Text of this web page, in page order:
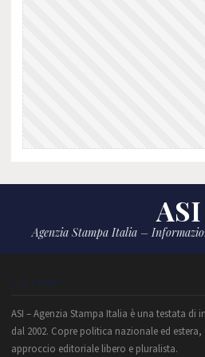
ASI
Agenzia Stampa Italia –
CHI SIAMO
ASI – Agenzia Stampa Italia è una testata
dal 2002. Copre politica nazionale ed
approccio editoriale libero e pluralista.